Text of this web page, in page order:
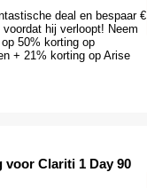
deal en bespaar €
hij verloopt! Neem
50% korting op
+ 21% korting op Arise
voor Clariti 1 Day 90